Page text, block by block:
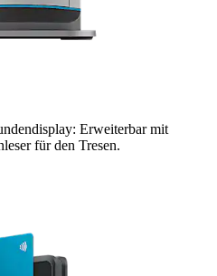
Erweiterbar mit
für den Tresen.